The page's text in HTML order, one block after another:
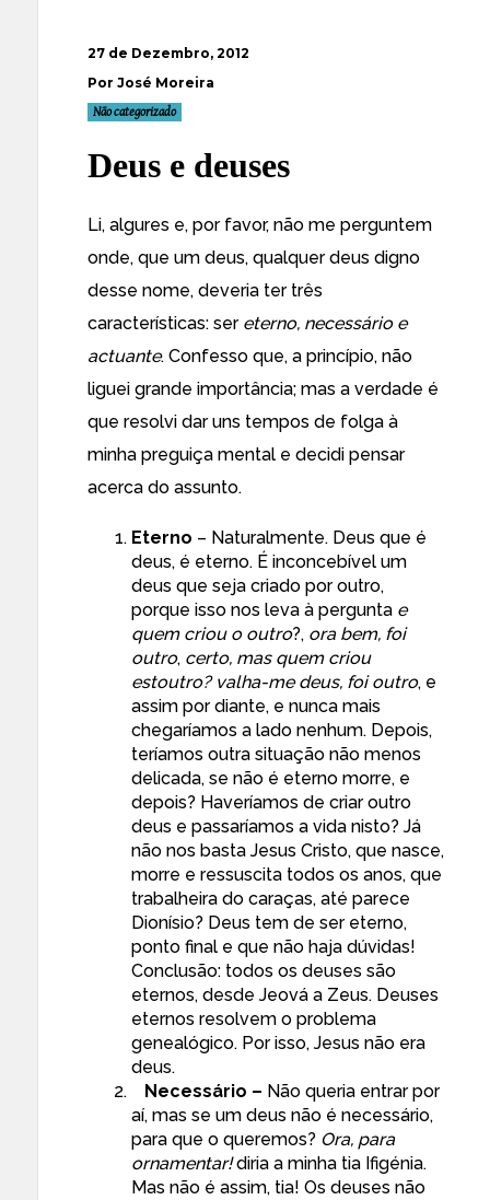
27 de Dezembro, 2012
Por José Moreira
Não categorizado
Deus e deuses
Li, algures e, por favor, não me perguntem
onde, que um deus, qualquer deus digno
desse nome, deveria ter três
características: sereterno, necessário e
actuante. Confesso que, a princípio, não
liguei grande importância; mas a verdade é
que resolvi dar uns tempos de folga à
minha preguiça mental e decidi pensar
acerca do assunto.
Eterno – Naturalmente. Deus que é
deus, é eterno. É inconcebível um
deus que seja criado por outro,
porque isso nos leva à pergunta e
quem criou o outro?, ora bem, foi
outro, certo, mas quem criou
estoutro? valha-me deus, foi outro, e
assim por diante, e nunca mais
chegaríamos a lado nenhum. Depois,
teríamos outra situação não menos
delicada, se não é eterno morre, e
depois? Haveríamos de criar outro
deus e passaríamos a vida nisto? Já
não nos basta Jesus Cristo, que nasce,
morre e ressuscita todos os anos, que
trabalheira do caraças, até parece
Dionísio? Deus tem de ser eterno,
ponto final e que não haja dúvidas!
Conclusão: todos os deuses são
eternos, desde Jeová a Zeus. Deuses
eternos resolvem o problema
genealógico. Por isso, Jesus não era
deus.
Necessário – Não queria entrar por
aí, mas se um deus não é necessário,
para que o queremos? Ora, para
ornamentar!diria a minha tia Ifigénia.
Mas não é assim, tia! Os deuses não